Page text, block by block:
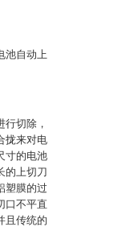
池自动上
切除，
拢来对电
寸的电池
的上切刀
塑膜的过
口不平直
且传统的